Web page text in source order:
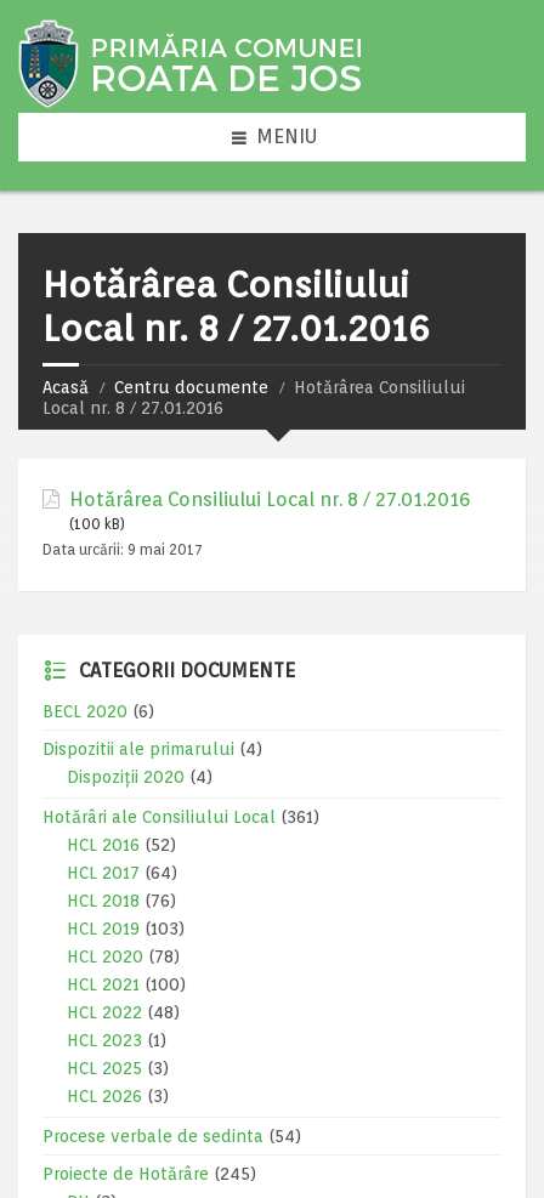
MENIU
Hotărârea Consiliului
Local nr. 8 / 27.01.2016
Acasă Centru documente
Hotărârea Consiliului
Local nr. 8 / 27.01.2016
Hotărârea Consiliului Local nr. 8 / 27.01.2016
(100 kB)
Data urcării: 9 mai 2017
CATEGORII DOCUMENTE
BECL 2020 (6)
Dispozitii ale primarului (4)
Dispoziții 2020 (4)
Hotărâri ale Consiliului Local
(361)
HCL 2016 (52)
HCL 2017 (64)
HCL 2018 (76)
HCL 2019 (103)
HCL 2020 (78)
HCL 2021 (100)
HCL 2022 (48)
HCL 2023 (1)
HCL 2025 (3)
HCL 2026 (3)
Procese verbale de sedinta (54)
Proiecte de Hotărâre (245)